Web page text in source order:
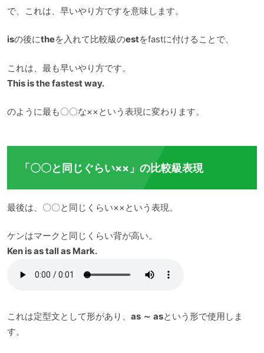
で、これは、早いやり方ですを意味します。
isの後にtheを入れて比較級のestをfastに付けることで、
これは、最も早いやり方です。
This is the fastest way.
のように最も〇〇な××という表現に変わります。
「〇〇と同じぐらい××」の比較級表現
最後は、〇〇と同じくらい××という表現。
ケンはマークと同じくらい背が高い。
Ken is as tall as Mark.
これは定型文として形があり、 as ～ asという形で使用しま
す。